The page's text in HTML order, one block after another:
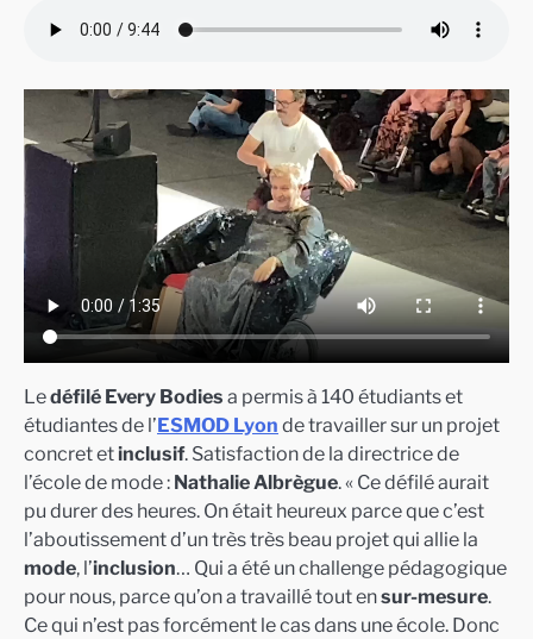
Ledéfilé Every Bodies a permis à 140 étudiants et
étudiantes de l’ESMOD Lyon de travailler sur un projet
concret etinclusif. Satisfaction de la directrice de
l’école de mode : Nathalie Albrègue. « Ce défilé aurait
pu durer des heures. On était heureux parce que c’est
l’aboutissement d’un très très beau projet qui allie la
mode, l’inclusion… Qui a été un challenge pédagogique
pour nous, parce qu’on a travaillé tout ensur-mesure.
Ce qui n’est pas forcément le cas dans une école. Donc